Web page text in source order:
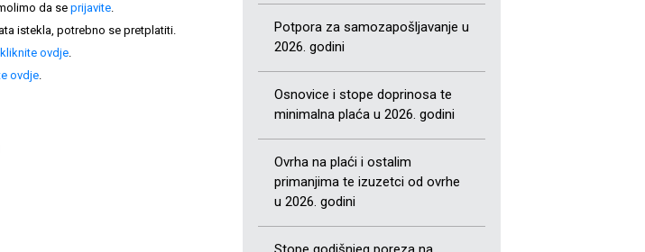
Potpora za samozapošljavanje u
2026. godini
Osnovice i stope doprinosa te
minimalna plaća u 2026. godini
Ovrha na plaći i ostalim
primanjima te izuzetci od ovrhe
u 2026. godini
da seprijavite.
istekla, potrebno se pretplatiti.
kliknite ovdje.
ovdje.